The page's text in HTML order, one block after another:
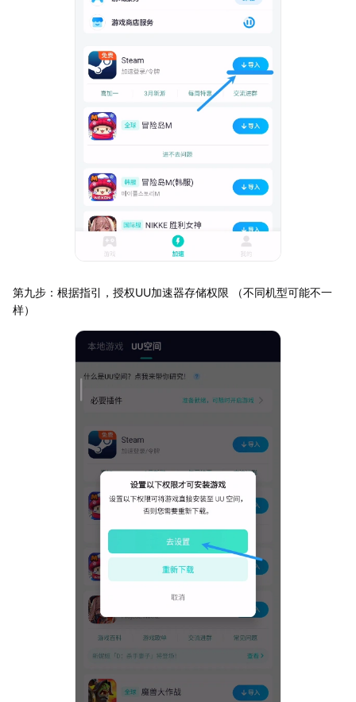
第九步：根据指引，授权UU加速器存储权限 （不同机型可能不一
样）